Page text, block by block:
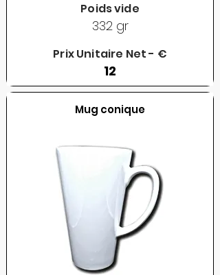
Poids vide
332 gr
Prix Unitaire Net - €
12
Mug conique